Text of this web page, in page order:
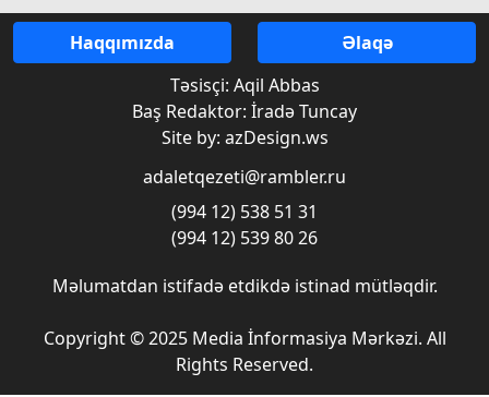
Haqqımızda
Əlaqə
Təsisçi: Aqil Abbas
Baş Redaktor: İradə Tuncay
Site by: azDesign.ws
adaletqezeti@rambler.ru
(994 12) 538 51 31
(994 12) 539 80 26
Məlumatdan istifadə etdikdə istinad mütləqdir.
Copyright © 2025 Media İnformasiya Mərkəzi. All
Rights Reserved.